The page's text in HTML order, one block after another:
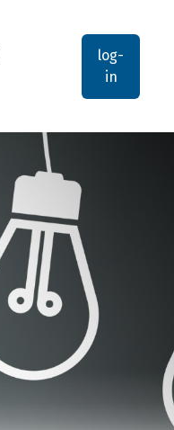
log-
in